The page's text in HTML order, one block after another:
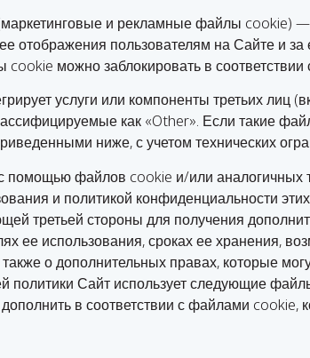
и рекламные файлы cookie) —
пользователям на Сайте и за
можно заблокировать в
услуги или компоненты третьих лиц
как «Other». Если такие
ниже, с учетом технических
файлов cookie и/или аналогичных
и политикой конфиденциальности
третьей стороны для получения
ее использования, сроках ее хранения,
о дополнительных правах, которые
политики Сайт использует следующие
в соответствии с файлами cookie,